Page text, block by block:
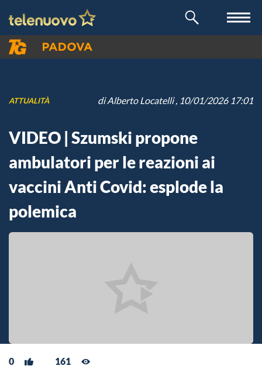
ATTUALITÀ diAlberto Locatelli, 10/01/2026 17:01
VIDEO | Szumski propone
ambulatori per le reazioni ai
vaccini Anti Covid: esplode la
polemica
0 161